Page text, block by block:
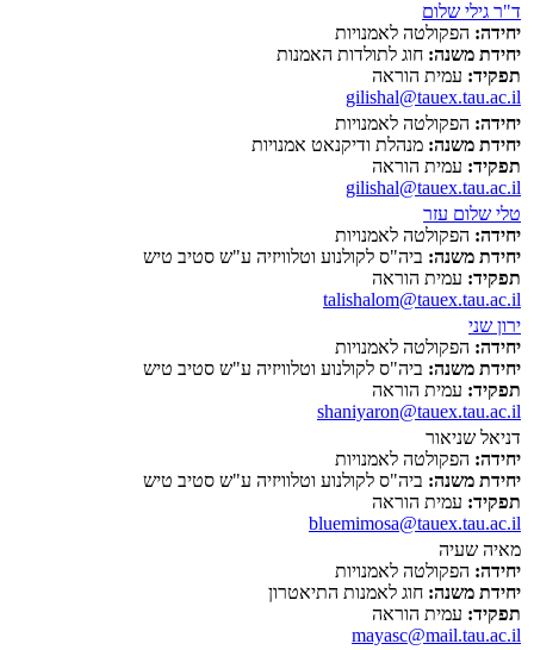
ד"ר גילי שלום
יחידה: הפקולטה לאמנויות
יחידת משנה: חוג לתולדות האמנות
תפקיד: עמית הוראה
gilishal@tauex.tau.ac.il
יחידה: הפקולטה לאמנויות
יחידת משנה: מנהלת ודיקנאט אמנויות
תפקיד: עמית הוראה
gilishal@tauex.tau.ac.il
טלי שלום עזר
יחידה: הפקולטה לאמנויות
יחידת משנה: ביה"ס לקולנוע וטלוויזיה ע"ש סטיב טיש
תפקיד: עמית הוראה
talishalom@tauex.tau.ac.il
ירון שני
יחידה: הפקולטה לאמנויות
יחידת משנה: ביה"ס לקולנוע וטלוויזיה ע"ש סטיב טיש
תפקיד: עמית הוראה
shaniyaron@tauex.tau.ac.il
דניאל שניאור
יחידה: הפקולטה לאמנויות
יחידת משנה: ביה"ס לקולנוע וטלוויזיה ע"ש סטיב טיש
תפקיד: עמית הוראה
bluemimosa@tauex.tau.ac.il
מאיה שעיה
יחידה: הפקולטה לאמנויות
יחידת משנה: חוג לאמנות התיאטרון
תפקיד: עמית הוראה
mayasc@mail.tau.ac.il